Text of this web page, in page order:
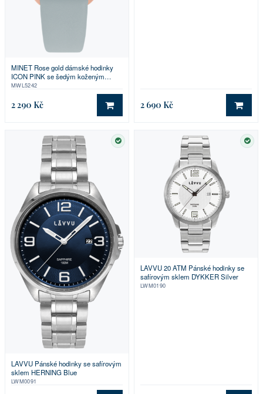
MINET Rose gold dámské hodinky
ICON PINK se šedým koženým
řemínkem
MWL5242
2 290 Kč DO KOŠÍKU
2 690 Kč DO
SKLADEM
LAVVU Pánské hodinky se safírovým
sklem HERNING Blue
LWM0091
LAVVU 20 ATM Pánské hodinky se
safírovým sklem DYKKER Silver
LWM0190